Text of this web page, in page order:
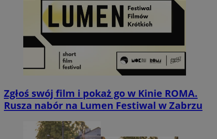
Zgłoś swój film i pokaż go w Kinie ROMA.
Rusza nabór na Lumen Festiwal w Zabrzu